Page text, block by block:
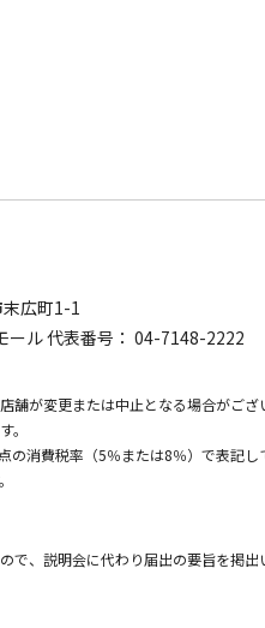
広町1-1
ール 代表番号： 04-7148-2222
が変更または中止となる場合がござ
。
消費税率（5％または8％）で表記し
、説明会に代わり届出の要旨を掲出